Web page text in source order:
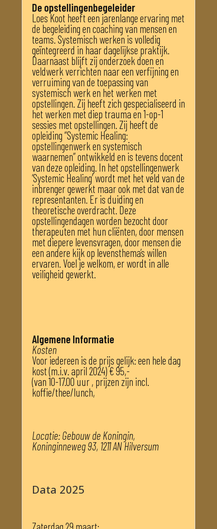
De opstellingenbegeleider
Loes Koot heeft een jarenlange ervaring met
de begeleiding en coaching van mensen en
teams. Systemisch werken is volledig
geïntegreerd in haar dagelijkse praktijk.
Daarnaast blijft zij onderzoek doen en
veldwerk verrichten naar een verfijning en
verruiming van de toepassing van
systemisch werk en het werken met
opstellingen. Zij heeft zich gespecialiseerd in
het werken met diep trauma en 1-op-1
sessies met opstellingen. Zij heeft de
opleiding “Systemic Healing:
opstellingenwerk en systemisch
waarnemen” ontwikkeld en is tevens docent
van deze opleiding. In het opstellingenwerk
‘Systemic Healing’ wordt met het veld van de
inbrenger gewerkt maar ook met dat van de
representanten. Er is duiding en
theoretische overdracht. Deze
opstellingendagen worden bezocht door
therapeuten met hun cliënten, door mensen
met diepere levensvragen, door mensen die
een andere kijk op levensthema’s willen
ervaren. Voel je welkom, er wordt in alle
veiligheid gewerkt.
Algemene Informatie
Kosten
Voor iedereen is de prijs gelijk: een hele dag
kost (m.i.v. april 2024) € 95,-
(van 10-17.00 uur , prijzen zijn incl.
koffie/thee/lunch,
Locatie: Gebouw de Koningin,
Koninginneweg 93, 1211 AN Hilversum
Data 2025